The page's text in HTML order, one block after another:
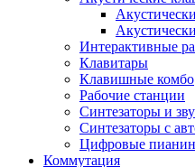
Интерактивные
Клавитары
Клавишные комбо
Рабочие станции
Синтезаторы и
Синтезаторы с
Цифровые
Коммутация